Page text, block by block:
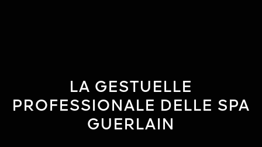
LA GESTUELLE
PROFESSIONALE DELLE SPA
GUERLAIN